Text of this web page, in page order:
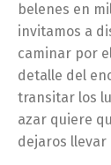
belenes en
invitamos a
caminar por
detalle del
transitar los
azar quiere
dejaros llevar